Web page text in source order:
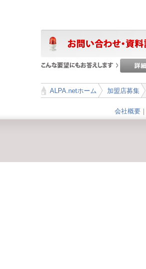
ALPA.netホーム
加盟店募集
会社概要 ｜